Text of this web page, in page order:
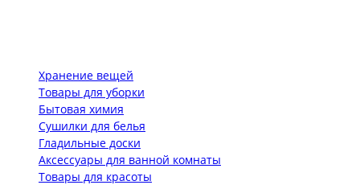
Хранение вещей
Товары для уборки
Бытовая химия
Сушилки для белья
Гладильные доски
Аксессуары для ванной комнаты
Товары для красоты